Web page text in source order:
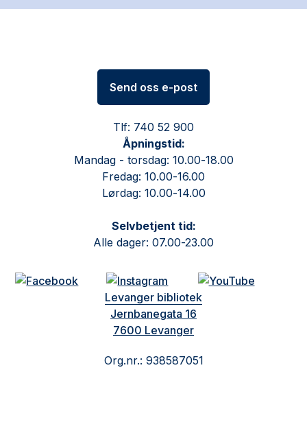
Send oss e-post
Tlf: 740 52 900
Åpningstid:
Mandag - torsdag: 10.00-18.00
Fredag: 10.00-16.00
Lørdag: 10.00-14.00
Selvbetjent tid:
Alle dager: 07.00-23.00
Levanger bibliotek
Jernbanegata 16
7600 Levanger
Org.nr.: 938587051